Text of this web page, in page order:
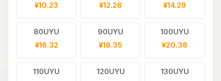
¥10.23
¥12.26
¥14.29
80UYU
¥16.32
90UYU
¥18.35
100UYU
¥20.38
110UYU
120UYU
130UYU